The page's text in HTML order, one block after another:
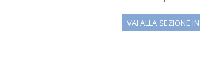
VAI ALLA SEZIONE